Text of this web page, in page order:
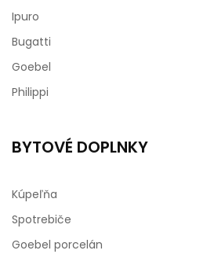
Ipuro
Bugatti
Goebel
Philippi
BYTOVÉ DOPLNKY
Kúpeľňa
Spotrebiče
Goebel porcelán